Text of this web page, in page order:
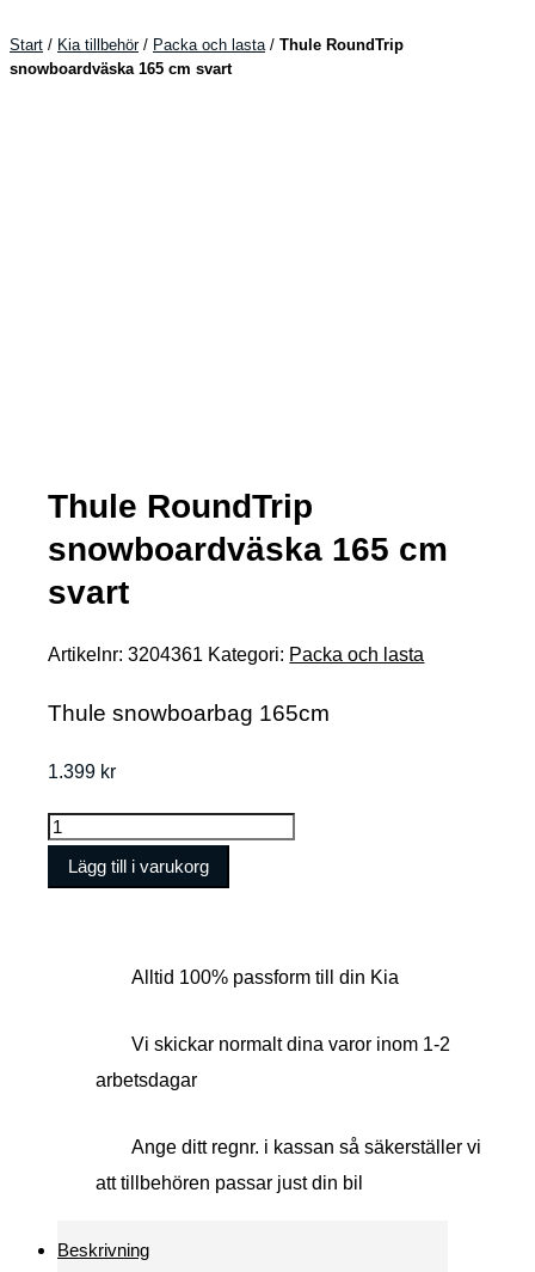
Start / Kia tillbehör/ Packa och lasta/ Thule RoundTrip
snowboardväska 165 cm svart
Thule RoundTrip
snowboardväska 165 cm
svart
Artikelnr:3204361 Kategori: Packa och lasta
Thule snowboarbag 165cm
1.399 kr
Thule
RoundTrip
Lägg till i varukorg
Alltid 100% passform till din Kia
Vi skickar normalt dina varor inom 1-2
arbetsdagar
Ange ditt regnr. i kassan så säkerställer vi
att tillbehören passar just din bil
Beskrivning